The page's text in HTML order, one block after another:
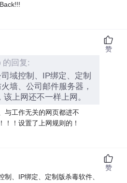
的回复:
域控制、IP绑定、定制
墙、公司邮件服务器，
上网还不一样上网。
与工作无关的网页都进不
！！设置了上网规则的！
赞
制、IP绑定、定制版杀毒软件、
赞